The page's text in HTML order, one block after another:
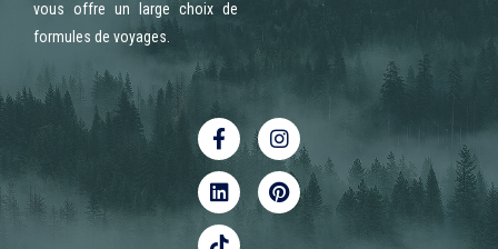
vous offre un large choix de
formules de voyages.